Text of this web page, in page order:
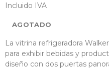
Incluido IVA
AGOTADO
La vitrina refrigeradora
para exhibir bebidas y
diseño con dos puertas